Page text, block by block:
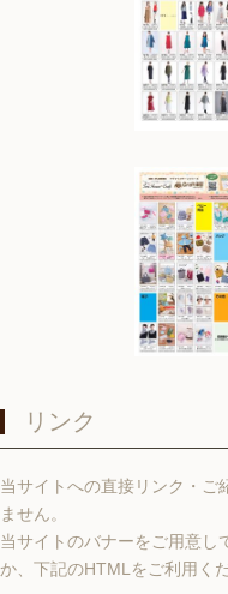
リンク
当サイトへの直接リンク・ご
ません。
当サイトのバナーをご用意し
か、下記のHTMLをご利用くだ